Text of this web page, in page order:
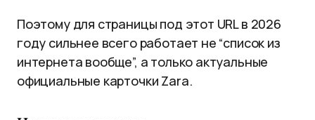
Поэтому для страницы под этот URL в 2026
году сильнее всего работает не “список из
интернета вообще”, а только актуальные
официальные карточки Zara.